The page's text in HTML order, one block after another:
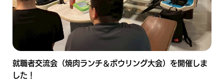
就職者交流会（焼肉ランチ＆ボウリング大会）を開催しま
した！